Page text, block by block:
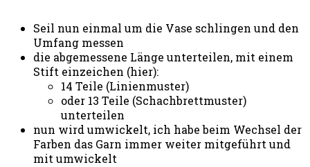
Seil nun einmal um die Vase schlingen und den
Umfang messen
die abgemessene Länge unterteilen, mit einem
Stift einzeichen (hier):
14 Teile (Linienmuster)
oder 13 Teile (Schachbrettmuster)
unterteilen
nun wird umwickelt, ich habe beim Wechsel der
Farben das Garn immer weiter mitgeführt und
mit umwickelt